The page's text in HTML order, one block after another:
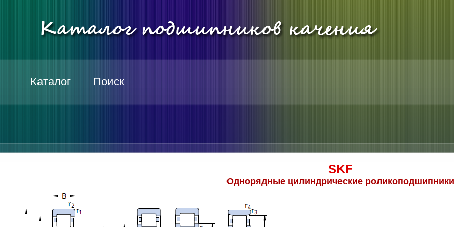
Каталог Поиск
SKF
Однорядные цилиндрические роликоподшипники